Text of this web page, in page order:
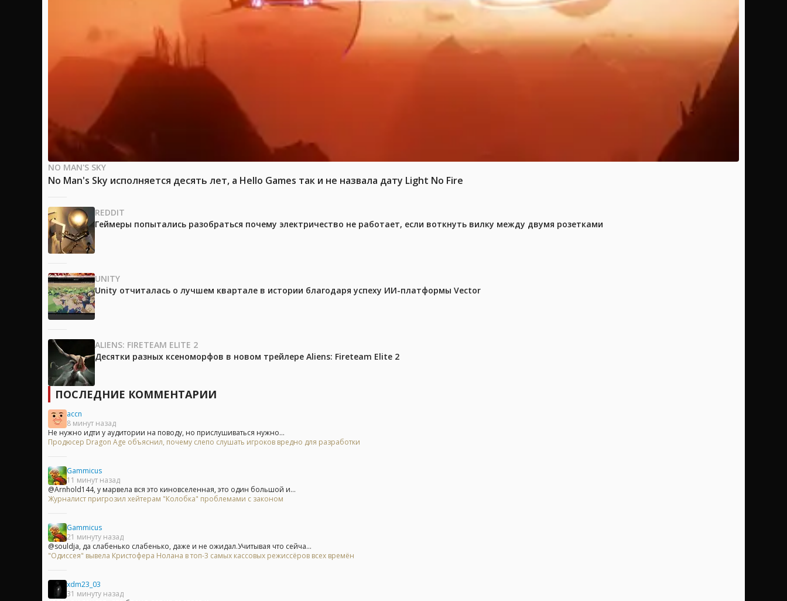
NO MAN'S SKY
No Man's Sky исполняется десять лет, а Hello Games так и не назвала дату Light No Fire
REDDIT
Геймеры попытались разобраться почему электричество не работает, если воткнуть вилку между двумя розетками
UNITY
Unity отчиталась о лучшем квартале в истории благодаря успеху ИИ-платформы Vector
ALIENS: FIRETEAM ELITE 2
Десятки разных ксеноморфов в новом трейлере Aliens: Fireteam Elite 2
ПОСЛЕДНИЕ КОММЕНТАРИИ
accn
8 минут назад
Не нужно идти у аудитории на поводу, но прислушиваться нужно...
Продюсер Dragon Age объяснил, почему слепо слушать игроков вредно для разработки
Gammicus
11 минут назад
@Arnhold144, у марвела вся это киновселенная, это один большой и...
Журналист пригрозил хейтерам "Колобка" проблемами с законом
Gammicus
21 минуту назад
@souldja, да слабенько слабенько, даже и не ожидал.Учитывая что сейча...
"Одиссея" вывела Кристофера Нолана в топ-3 самых кассовых режиссёров всех времён
xdm23_03
31 минуту назад